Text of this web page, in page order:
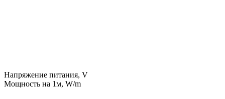
Напряжение питания, V
Мощность на 1м, W/m